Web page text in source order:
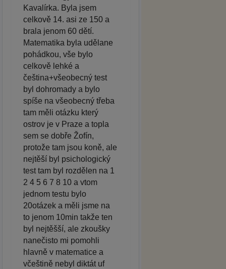
Kavalírka. Byla jsem
celkově 14. asi ze 150 a
brala jenom 60 dětí.
Matematika byla udělane
pohádkou, vše bylo
celkově lehké a
čeština+všeobecný test
byl dohromady a bylo
spíše na všeobecný třeba
tam měli otázku který
ostrov je v Praze a topla
sem se dobře Žofín,
protože tam jsou koně, ale
nejtěší byl psichologický
test tam byl rozdělen na 1
2 4 5 6 7 8 10 a vtom
jednom testu bylo
20otázek a měli jsme na
to jenom 10min takže ten
byl nejtěšší, ale zkoušky
nanečisto mi pomohli
hlavně v matematice a
včeštině nebyl diktát uf